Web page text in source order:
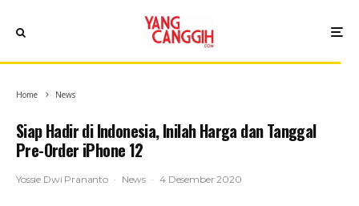
Home News
Siap Hadir di Indonesia, Inilah Harga dan Tanggal
Pre-Order iPhone 12
Yossie Dwi Prananto · News · 4 Desember 2020